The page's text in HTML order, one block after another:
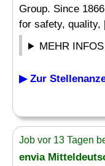
Group. Since
for safety, quality,
MEHR
▶ Zur
Job vor 13 Tagen
envia